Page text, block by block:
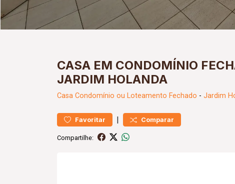
CASA EM CONDOMÍNIO
JARDIM HOLANDA
Casa Condomínio ou Loteamento Fechado - Jardim
Favoritar | Comparar
Compartilhe: